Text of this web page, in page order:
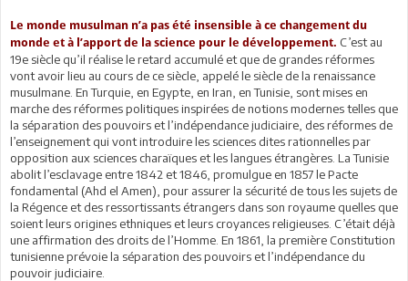
Le monde musulman n’a pas été insensible à ce changement du
monde et à l’apport de la science pour le développement. C’est au
19e siècle qu’il réalise le retard accumulé et que de grandes réformes
vont avoir lieu au cours de ce siècle, appelé le siècle de la renaissance
musulmane. En Turquie, en Egypte, en Iran, en Tunisie, sont mises en
marche des réformes politiques inspirées de notions modernes telles que
la séparation des pouvoirs et l’indépendance judiciaire, des réformes de
l’enseignement qui vont introduire les sciences dites rationnelles par
opposition aux sciences charaïques et les langues étrangères. La Tunisie
abolit l’esclavage entre 1842 et 1846, promulgue en 1857 le Pacte
fondamental (Ahd el Amen), pour assurer la sécurité de tous les sujets de
la Régence et des ressortissants étrangers dans son royaume quelles que
soient leurs origines ethniques et leurs croyances religieuses. C’était déjà
une affirmation des droits de l’Homme. En 1861, la première Constitution
tunisienne prévoie la séparation des pouvoirs et l’indépendance du
pouvoir judiciaire.